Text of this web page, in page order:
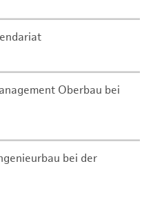
Oberbau bei
bei der